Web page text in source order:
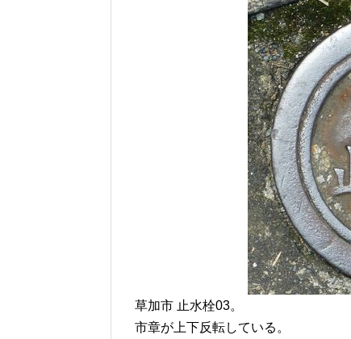
草加市 止水栓03。
市章が上下反転している。